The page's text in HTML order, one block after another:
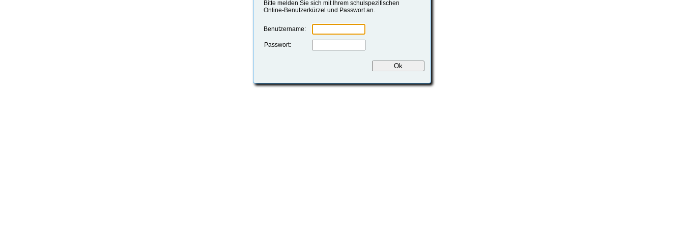
Bitte melden Sie sich mit Ihrem schulspezifischen
Online-Benutzerkürzel und Passwort an.
Benutzername:
Passwort: